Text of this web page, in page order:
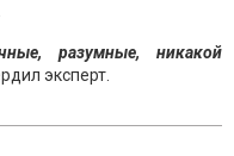
разумные, никакой
эксперт.